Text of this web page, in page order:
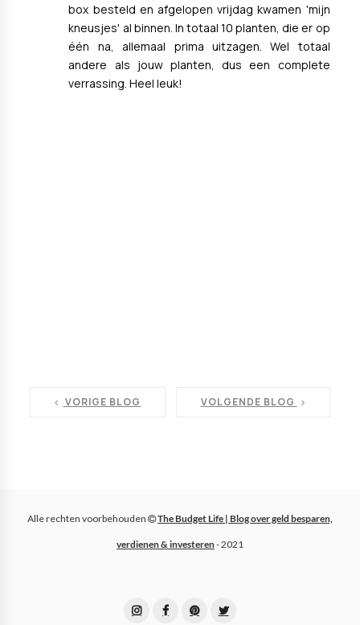
box besteld en afgelopen vrijdag kwamen 'mijn
kneusjes' al binnen. In totaal 10 planten, die er op
één na, allemaal prima uitzagen. Wel totaal
andere als jouw planten, dus een complete
verrassing. Heel leuk!
VOLGENDE BLOG
VORIGE BLOG
Alle rechten voorbehouden The Budget Life | Blog over geld besparen,
verdienen & investeren- 2021